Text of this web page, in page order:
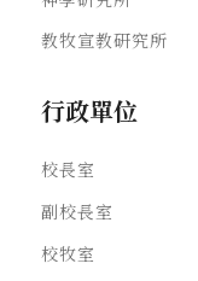
教牧宣教研究所
行政單位
校長室
副校長室
校牧室